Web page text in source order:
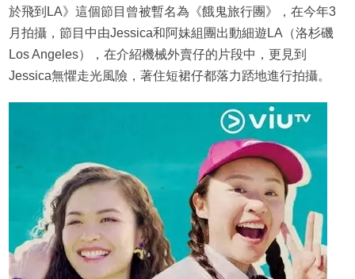
於飛到LA》這個節目曾被暫名為《餓鬼旅行團》，在今年3
月拍攝，節目中由Jessica和阿妹組團出動細遊LA（洛杉磯
Los Angeles），在介紹機械外賣仔的片段中，更見到
Jessica無懼走光風險，著住短裙仔都落力踎地進行拍攝。